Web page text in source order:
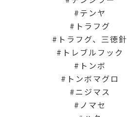
テンヤ
トラフグ
トラフグ、三徳針
トレブルフック
トンボ
トンボマグロ
ニジマス
ノマセ